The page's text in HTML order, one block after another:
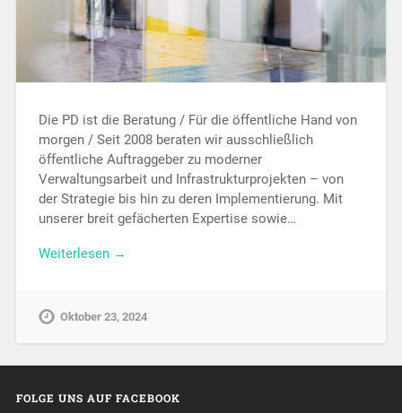
Die PD ist die Beratung / Für die öffentliche Hand von
morgen / Seit 2008 beraten wir ausschließlich
öffentliche Auftraggeber zu moderner
Verwaltungsarbeit und Infrastrukturprojekten – von
der Strategie bis hin zu deren Implementierung. Mit
unserer breit gefächerten Expertise sowie…
Weiterlesen →
Oktober 23, 2024
FOLGE UNS AUF FACEBOOK